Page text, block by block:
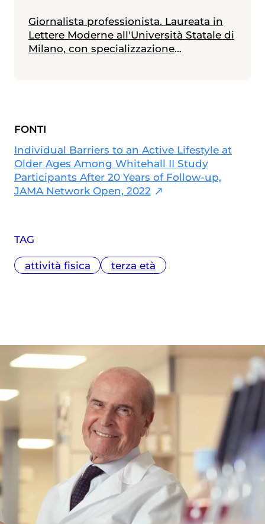
TAG
attività fisica terza età
Giornalista professionista. Laureata in
Lettere Moderne all'Università Statale di
Milano, con specializzazione
Lombardia. Ha scritto: "Quando un
figlio si ammala" e, con Claudio
Mencacci, "Viaggio nella depressione",
editi da Franco Angeli. Collabora con
diverse testate nazionali ed estere.
FONTI
Individual Barriers to an Active Lifestyle at
Older Ages Among Whitehall II Study
Participants After 20 Years of Follow-up,
JAMA Network Open, 2022